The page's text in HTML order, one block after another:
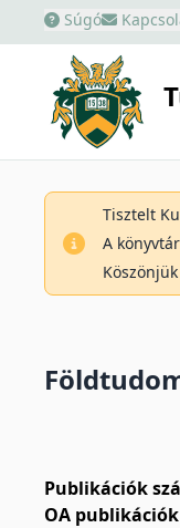
Súgó
Tisztelt
A
Publikációk
OA